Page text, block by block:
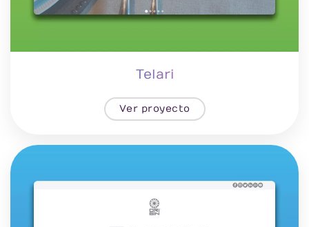
Telari
Ver proyecto